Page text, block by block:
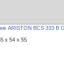
ARISTON BCS 333 B
x 54 x 55